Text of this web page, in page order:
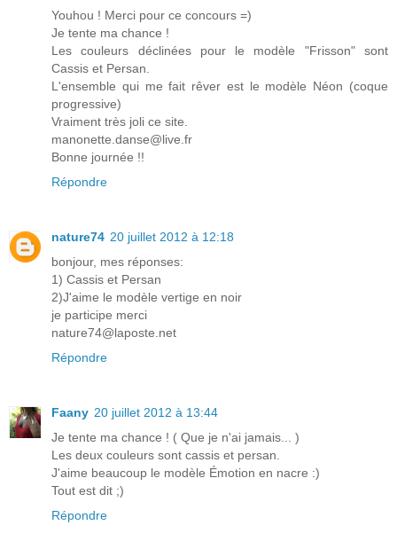
Youhou ! Merci pour ce concours =)
Je tente ma chance !
Les couleurs déclinées pour le modèle "Frisson" sont
Cassis et Persan.
L'ensemble qui me fait rêver est le modèle Néon (coque
progressive)
Vraiment très joli ce site.
manonette.danse@live.fr
Bonne journée !!
Répondre
nature74 20 juillet 2012 à 12:18
bonjour, mes réponses:
1) Cassis et Persan
2)J'aime le modèle vertige en noir
je participe merci
nature74@laposte.net
Répondre
Faany 20 juillet 2012 à 13:44
Je tente ma chance ! ( Que je n'ai jamais... )
Les deux couleurs sont cassis et persan.
J'aime beaucoup le modèle Émotion en nacre :)
Tout est dit ;)
Répondre